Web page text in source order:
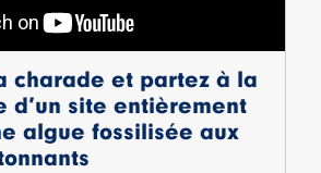
charade et partez à la
d’un site entièrement
algue fossilisée aux